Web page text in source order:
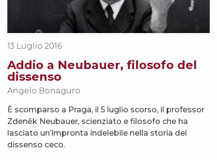
13 Luglio 2016
Addio a Neubauer, filosofo del
dissenso
Angelo Bonaguro
È scomparso a Praga, il 5 luglio scorso, il professor
Zdeněk Neubauer, scienziato e filosofo che ha
lasciato un’impronta indelebile nella storia del
dissenso ceco.